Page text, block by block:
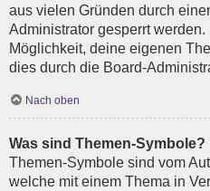
aus vielen Gründen durch
Administrator gesperrt
Möglichkeit, deine eigenen
dies durch die Board-
Nach oben
Was sind Themen-Symbole?
Themen-Symbole sind vom
welche mit einem Thema in